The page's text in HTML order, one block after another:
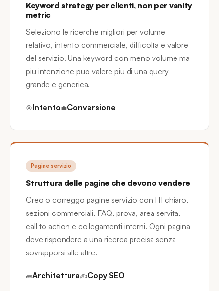
Keyword strategy per clienti, non per vanity
metric
Seleziono le ricerche migliori per volume
relativo, intento commerciale, difficolta e valore
del servizio. Una keyword con meno volume ma
piu intenzione puo valere piu di una query
grande e generica.
🎯Intento💼Conversione
Pagine servizio
Struttura delle pagine che devono vendere
Creo o correggo pagine servizio con H1 chiaro,
sezioni commerciali, FAQ, prova, area servita,
call to action e collegamenti interni. Ogni pagina
deve rispondere a una ricerca precisa senza
sovrapporsi alle altre.
🧱Architettura✍️Copy SEO